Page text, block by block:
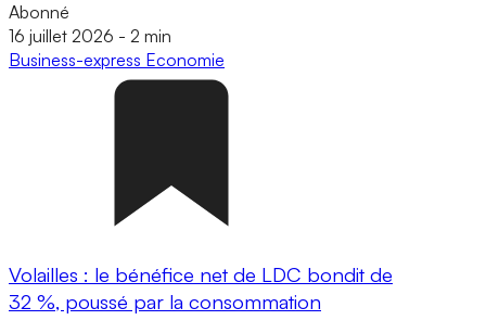
Abonné
16 juillet 2026 - 2 min
Business-express Economie
Volailles : le bénéfice net de LDC bondit de
32 %, poussé par la consommation